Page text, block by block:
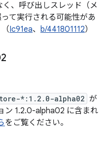
、呼び出しスレッド（メ
て実行される可能性があ
Ic91ea、 b/441801112）
*:1.2.0-alpha02 が
ン 1.2.0-alpha02 に含まれ
をご覧ください。